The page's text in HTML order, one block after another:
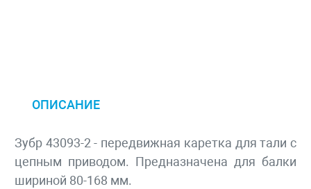
ОПИСАНИЕ
Зубр 43093-2 - передвижная каретка для тали с
цепным приводом. Предназначена для балки
шириной 80-168 мм.